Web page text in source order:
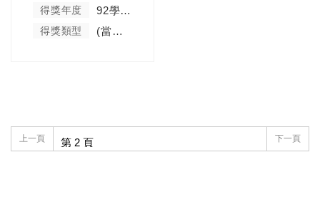
得獎年度 92學年度
得獎類型 (當學年度未分類)
上一頁 下一頁